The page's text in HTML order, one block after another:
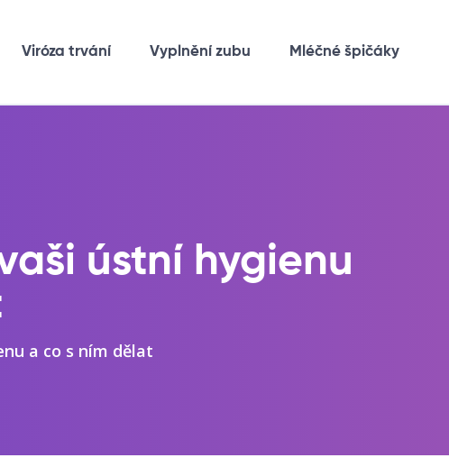
Viróza trvání Vyplnění zubu Mléčné špičáky
ústní hygienu
a co s ním dělat